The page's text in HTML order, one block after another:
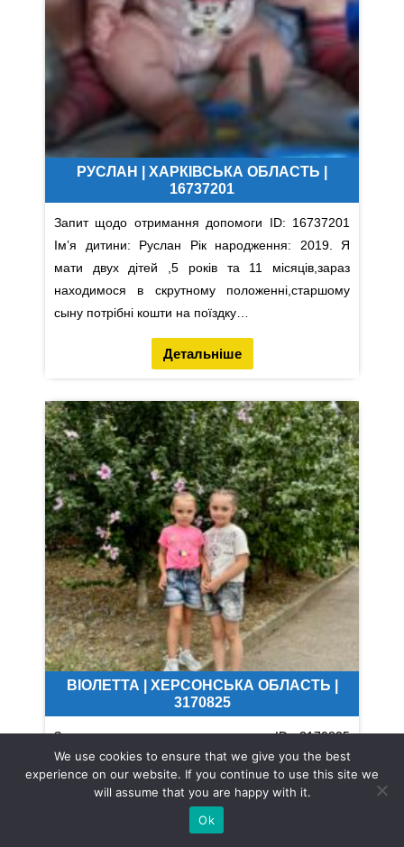
РУСЛАН | ХАРКІВСЬКА ОБЛАСТЬ |
16737201
Запит щодо отримання допомоги ID: 16737201
Імʼя дитини: Руслан Рік народження: 2019. Я
мати двух дітей ,5 років та 11 місяців,зараз
находимося в скрутному положенні,старшому
сыну потрібні кошти на поїздку…
Детальніше
ВІОЛЕТТА | ХЕРСОНСЬКА ОБЛАСТЬ |
3170825
Запит щодо отримання допомоги ID: 3170825
Імʼя дитини: Віолетта Рік народження: 2018.
Доброго дня. Я мама Віолетти 6,5 років та
Ангеліни 3,5 роки. Ми переселенці з міста
Херсон,вимушені були покинути…
We use cookies to ensure that we give you the best
experience on our website. If you continue to use this site we
will assume that you are happy with it.
Ok